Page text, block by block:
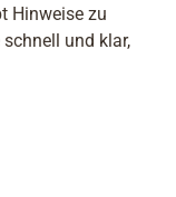
Hinweise zu
und klar,